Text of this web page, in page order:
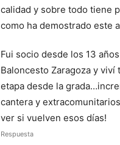
calidad y sobre todo tiene
como ha demostrado este
Fui socio desde los 13
Baloncesto Zaragoza y viví
etapa desde la
cantera y
ver si vuelven esos días!
Respuesta